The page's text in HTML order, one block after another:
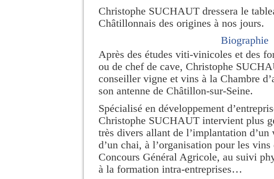
Christophe SUCHAUT dressera le
Châtillonnais des origines à nos jours.
Biographie
Après des études viti-vinicoles et des
ou de chef de cave, Christophe
conseiller vigne et vins à la Chambre
son antenne de Châtillon-sur-Seine.
Spécialisé en développement
Christophe SUCHAUT intervient plus
très divers allant de l’implantation
d’un chai, à l’organisation pour les
Concours Général Agricole, au suivi
à la formation intra-entreprises…